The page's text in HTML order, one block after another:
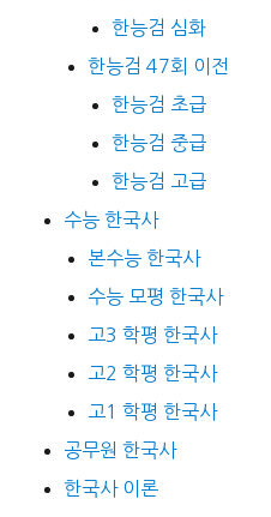
한능검 심화
한능검 47회 이전
한능검 초급
한능검 중급
한능검 고급
수능 한국사
본수능 한국사
수능 모평 한국사
고3 학평 한국사
고2 학평 한국사
고1 학평 한국사
공무원 한국사
한국사 이론